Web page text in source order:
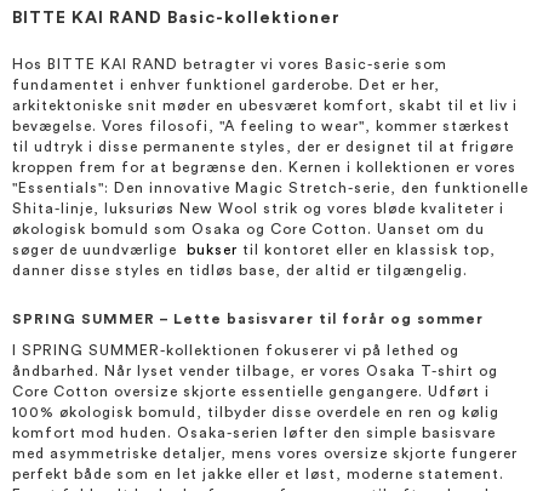
BITTE KAI RAND Basic-kollektioner
Hos BITTE KAI RAND betragter vi vores Basic-serie som
fundamentet i enhver funktionel garderobe. Det er her,
arkitektoniske snit møder en ubesværet komfort, skabt til et liv i
bevægelse. Vores filosofi, "A feeling to wear", kommer stærkest
til udtryk i disse permanente styles, der er designet til at frigøre
kroppen frem for at begrænse den. Kernen i kollektionen er vores
"Essentials": Den innovative Magic Stretch-serie, den funktionelle
Shita-linje, luksuriøs New Wool strik og vores bløde kvaliteter i
økologisk bomuld som Osaka og Core Cotton. Uanset om du
søger de uundværlige
bukser til kontoret eller en klassisk top,
danner disse styles en tidløs base, der altid er tilgængelig.
SPRING SUMMER – Lette basisvarer til forår og sommer
I SPRING SUMMER-kollektionen fokuserer vi på lethed og
åndbarhed. Når lyset vender tilbage, er vores Osaka T-shirt og
Core Cotton oversize skjorte essentielle gengangere. Udført i
100% økologisk bomuld, tilbyder disse overdele en ren og kølig
komfort mod huden. Osaka-serien løfter den simple basisvare
med asymmetriske detaljer, mens vores oversize skjorte fungerer
perfekt både som en let jakke eller et løst, moderne statement.